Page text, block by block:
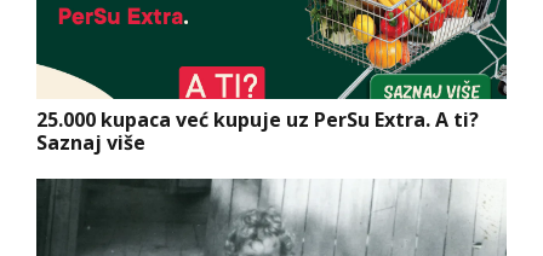
25.000 kupaca već kupuje uz PerSu Extra. A ti?
Saznaj više